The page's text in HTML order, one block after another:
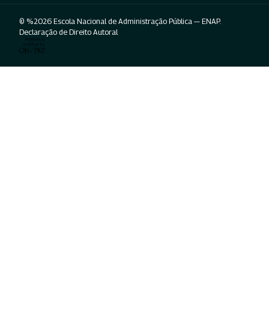
© %2026 Escola Nacional de Administração Pública — ENAP.
Declaração de Direito Autoral